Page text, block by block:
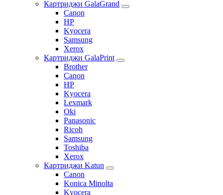
Картриджи GalaGrand
Canon
HP
Kyocera
Samsung
Xerox
Картриджи GalaPrint
Brother
Canon
HP
Kyocera
Lexmark
Oki
Panasonic
Ricoh
Samsung
Toshiba
Xerox
Картриджи Katun
Canon
Konica Minolta
Kyocera